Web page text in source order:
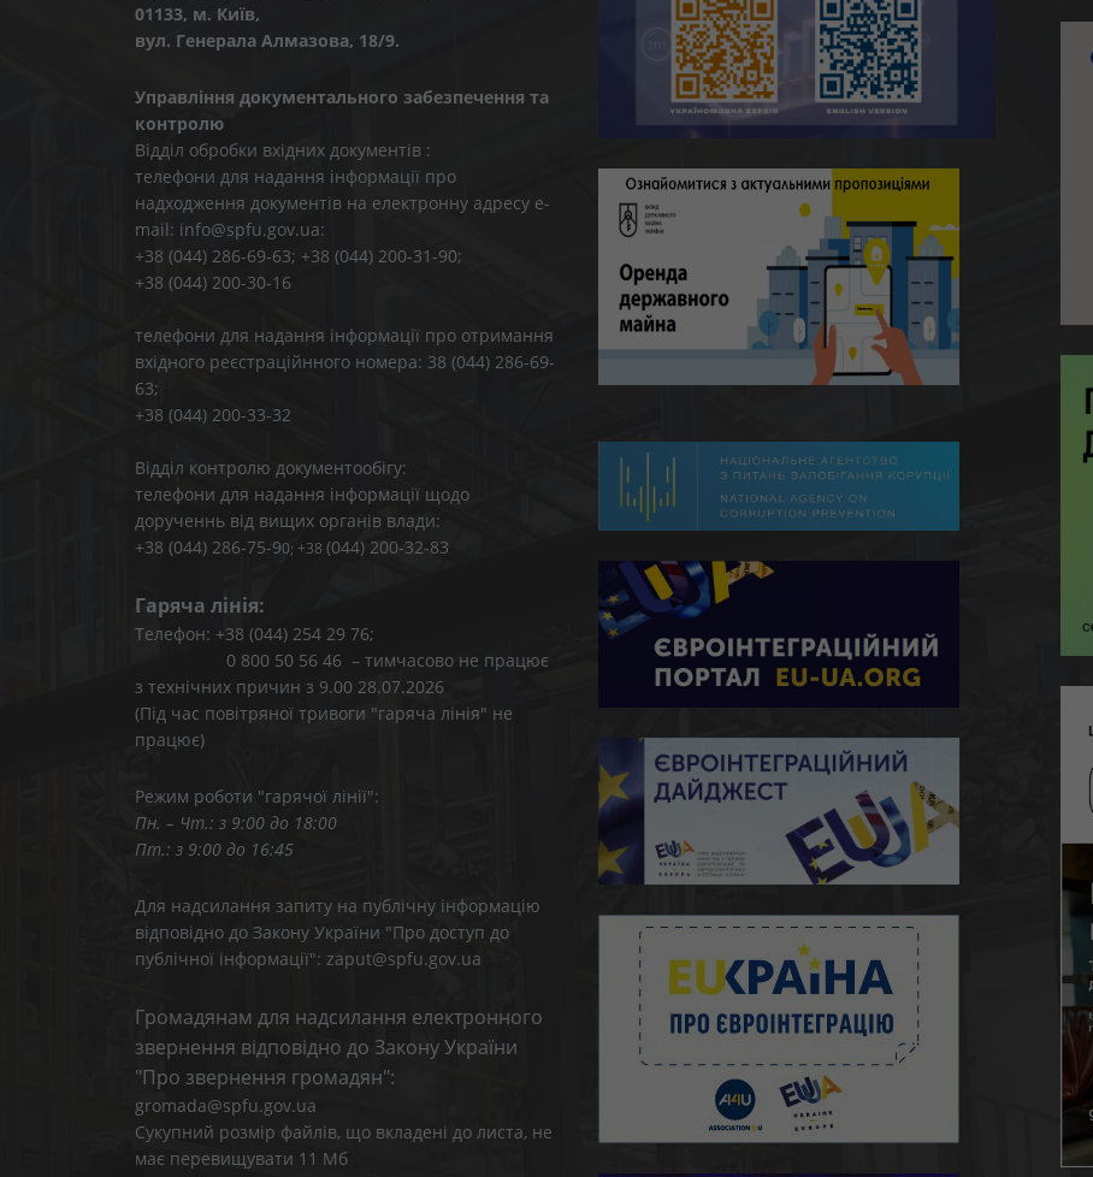
01133, м. Київ,
вул. Генерала Алмазова, 18/9.
Управління документального забезпечення та
контролю
Відділ обробки вхідних документів :
телефони для надання інформації про
надходження документів на електронну адресу e-
mail: info@spfu.gov.ua:
+38 (044) 286-69-63; +38 (044) 200-31-90;
+38 (044) 200-30-16
телефони для надання інформації про отримання
вхідного реєстраційнного номера: 38 (044) 286-69-
63;
+38 (044) 200-33-32
Відділ контролю документообігу:
телефони для надання інформації щодо
дорученнь від вищих органів влади:
+38 (044) 286-75-90; +38 (044) 200-32-83
Гаряча лінія:
Телефон: +38 (044) 254 29 76;
0 800 50 56 46 – тимчасово не працює
з технічних причин з 9.00 28.07.2026
(Під час повітряної тривоги "гаряча лінія" не
працює)
Режим роботи "гарячої лінії":
Пн. – Чт.: з 9:00 до 18:00
Пт.: з 9:00 до 16:45
Для надсилання запиту на публічну інформацію
відповідно до Закону України "Про доступ до
публічної інформації": zaput@spfu.gov.ua
Громадянам для надсилання електронного
звернення відповідно до Закону України
"Про звернення громадян":
gromada@spfu.gov.ua
Сукупний розмір файлів, що вкладені до листа, не
має перевищувати 11 Мб